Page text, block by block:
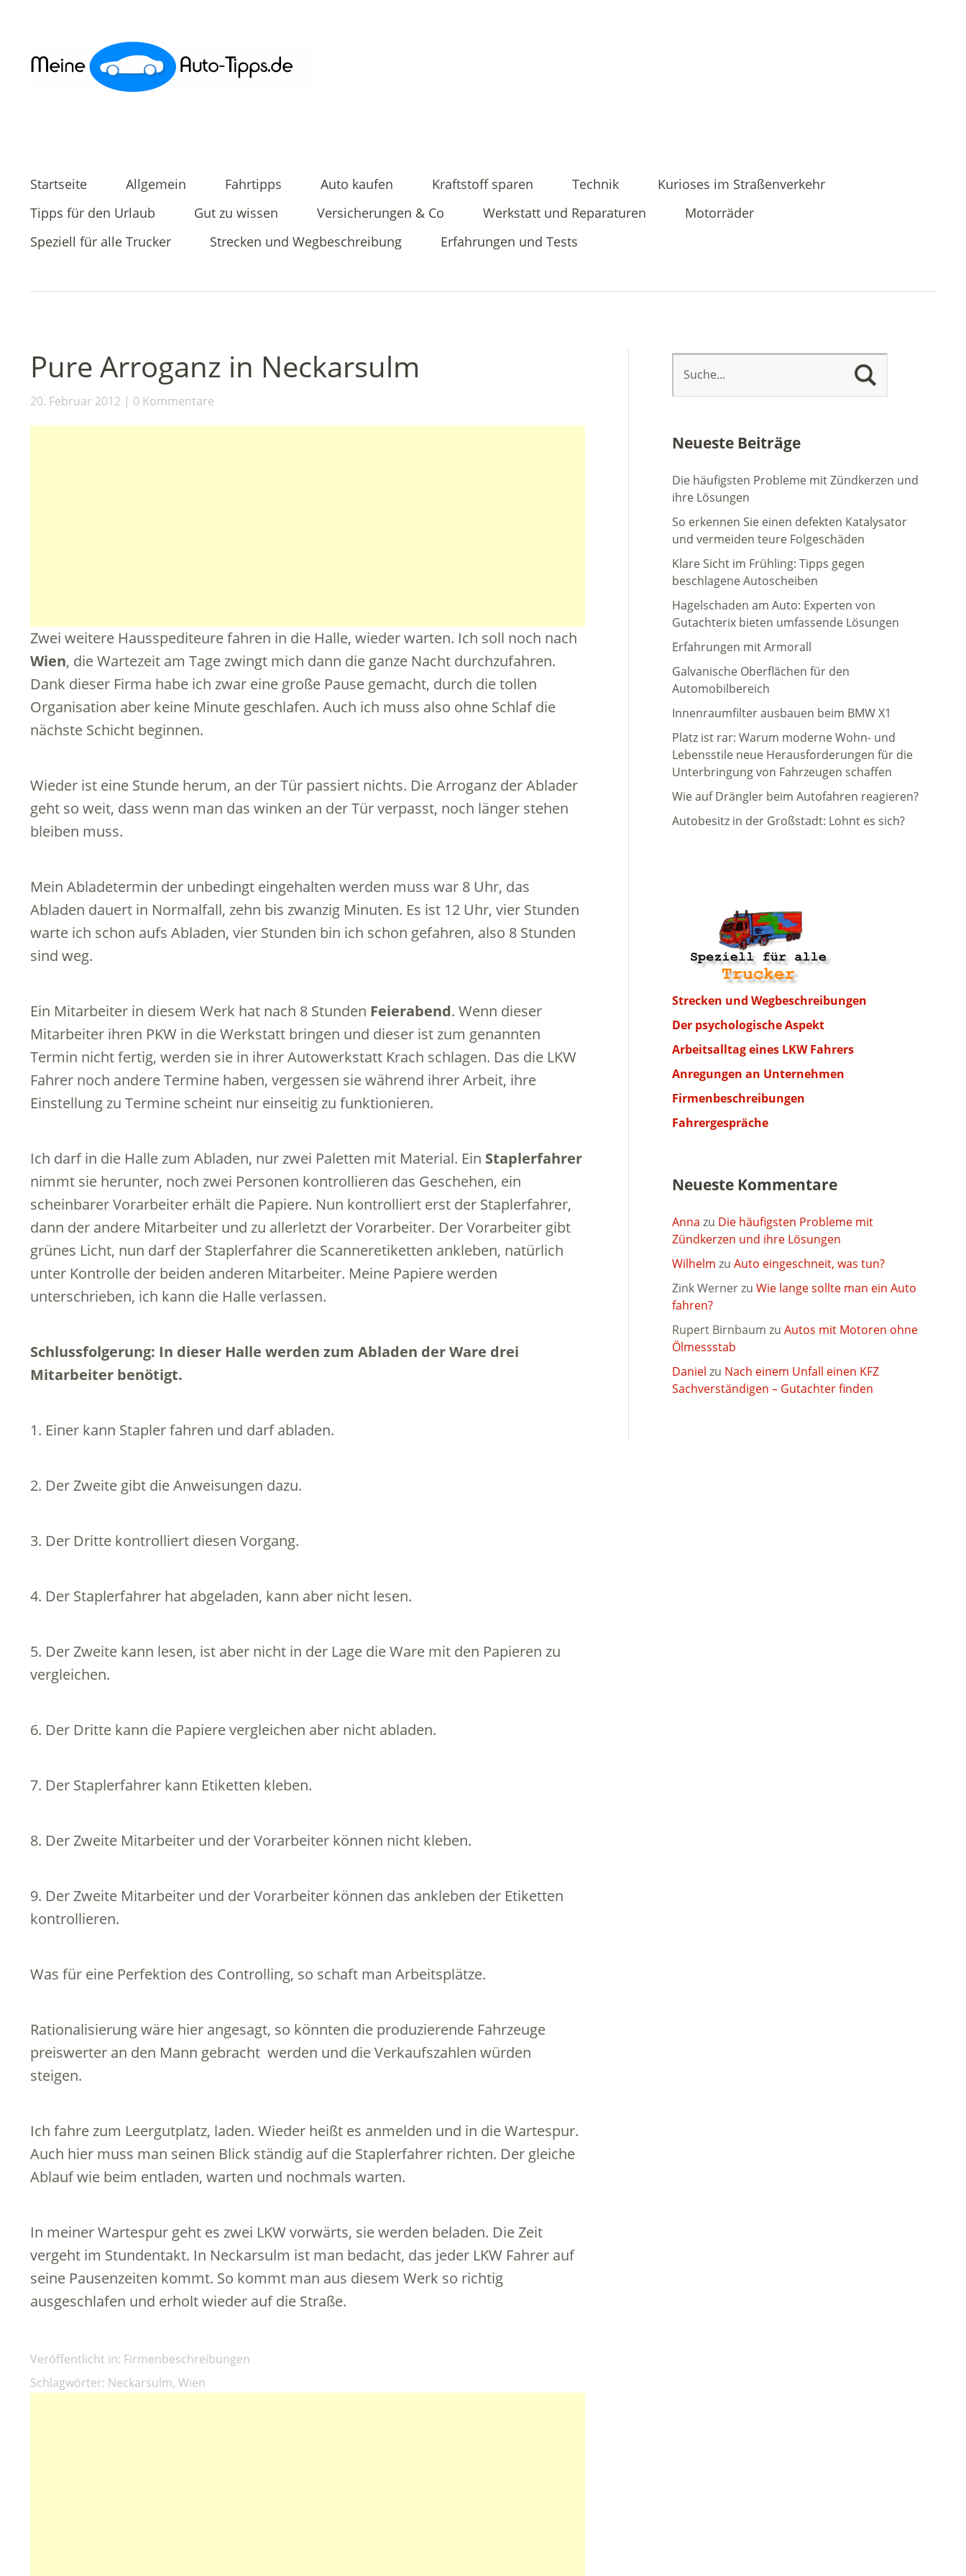
Startseite Allgemein Fahrtipps Auto kaufen Kraftstoff sparen Technik
Kurioses im Straßenverkehr
Tipps für den Urlaub
Gut zu wissen Versicherungen & Co Werkstatt und Reparaturen
Motorräder
Speziell für alle Trucker
Strecken und Wegbeschreibung Erfahrungen und Tests
Pure Arroganz in Neckarsulm
20. Februar 2012 0 Kommentare
Zwei weitere Hausspediteure fahren in die Halle, wieder warten. Ich soll noch nach
Wien, die Wartezeit am Tage zwingt mich dann die ganze Nacht durchzufahren.
Dank dieser Firma habe ich zwar eine große Pause gemacht, durch die tollen
Organisation aber keine Minute geschlafen. Auch ich muss also ohne Schlaf die
nächste Schicht beginnen.
Wieder ist eine Stunde herum, an der Tür passiert nichts. Die Arroganz der Ablader
geht so weit, dass wenn man das winken an der Tür verpasst, noch länger stehen
bleiben muss.
Mein Abladetermin der unbedingt eingehalten werden muss war 8 Uhr, das
Abladen dauert in Normalfall, zehn bis zwanzig Minuten. Es ist 12 Uhr, vier Stunden
warte ich schon aufs Abladen, vier Stunden bin ich schon gefahren, also 8 Stunden
sind weg.
Ein Mitarbeiter in diesem Werk hat nach 8 Stunden Feierabend. Wenn dieser
Mitarbeiter ihren PKW in die Werkstatt bringen und dieser ist zum genannten
Termin nicht fertig, werden sie in ihrer Autowerkstatt Krach schlagen. Das die LKW
Fahrer noch andere Termine haben, vergessen sie während ihrer Arbeit, ihre
Einstellung zu Termine scheint nur einseitig zu funktionieren.
Ich darf in die Halle zum Abladen, nur zwei Paletten mit Material. Ein Staplerfahrer
nimmt sie herunter, noch zwei Personen kontrollieren das Geschehen, ein
scheinbarer Vorarbeiter erhält die Papiere. Nun kontrolliert erst der Staplerfahrer,
dann der andere Mitarbeiter und zu allerletzt der Vorarbeiter. Der Vorarbeiter gibt
grünes Licht, nun darf der Staplerfahrer die Scanneretiketten ankleben, natürlich
unter Kontrolle der beiden anderen Mitarbeiter. Meine Papiere werden
unterschrieben, ich kann die Halle verlassen.
Schlussfolgerung: In dieser Halle werden zum Abladen der Ware drei
Mitarbeiter benötigt.
1. Einer kann Stapler fahren und darf abladen.
2. Der Zweite gibt die Anweisungen dazu.
3. Der Dritte kontrolliert diesen Vorgang.
4. Der Staplerfahrer hat abgeladen, kann aber nicht lesen.
5. Der Zweite kann lesen, ist aber nicht in der Lage die Ware mit den Papieren zu
vergleichen.
6. Der Dritte kann die Papiere vergleichen aber nicht abladen.
7. Der Staplerfahrer kann Etiketten kleben.
8. Der Zweite Mitarbeiter und der Vorarbeiter können nicht kleben.
9. Der Zweite Mitarbeiter und der Vorarbeiter können das ankleben der Etiketten
kontrollieren.
Was für eine Perfektion des Controlling, so schaft man Arbeitsplätze.
Rationalisierung wäre hier angesagt, so könnten die produzierende Fahrzeuge
preiswerter an den Mann gebracht werden und die Verkaufszahlen würden
steigen.
Ich fahre zum Leergutplatz, laden. Wieder heißt es anmelden und in die Wartespur.
Auch hier muss man seinen Blick ständig auf die Staplerfahrer richten. Der gleiche
Ablauf wie beim entladen, warten und nochmals warten.
In meiner Wartespur geht es zwei LKW vorwärts, sie werden beladen. Die Zeit
vergeht im Stundentakt. In Neckarsulm ist man bedacht, das jeder LKW Fahrer auf
seine Pausenzeiten kommt. So kommt man aus diesem Werk so richtig
ausgeschlafen und erholt wieder auf die Straße.
Veröffentlicht in: Firmenbeschreibungen
Schlagwörter: Neckarsulm, Wien
Neueste Beiträge
Die häufigsten Probleme mit Zündkerzen und
ihre Lösungen
So erkennen Sie einen defekten Katalysator
und vermeiden teure Folgeschäden
Klare Sicht im Frühling: Tipps gegen
beschlagene Autoscheiben
Hagelschaden am Auto: Experten von
Gutachterix bieten umfassende Lösungen
Erfahrungen mit Armorall
Galvanische Oberflächen für den
Automobilbereich
Innenraumfilter ausbauen beim BMW X1
Platz ist rar: Warum moderne Wohn- und
Lebensstile neue Herausforderungen für die
Unterbringung von Fahrzeugen schaffen
Wie auf Drängler beim Autofahren reagieren?
Autobesitz in der Großstadt: Lohnt es sich?
Strecken und Wegbeschreibungen
Der psychologische Aspekt
Arbeitsalltag eines LKW Fahrers
Anregungen an Unternehmen
Firmenbeschreibungen
Fahrergespräche
Neueste Kommentare
Anna zu Die häufigsten Probleme mit
Zündkerzen und ihre Lösungen
Wilhelm zu Auto eingeschneit, was tun?
Zink Wernerzu Wie lange sollte man ein Auto
fahren?
Rupert Birnbaum zu Autos mit Motoren ohne
Ölmessstab
Daniel zu Nach einem Unfall einen KFZ
Sachverständigen – Gutachter finden